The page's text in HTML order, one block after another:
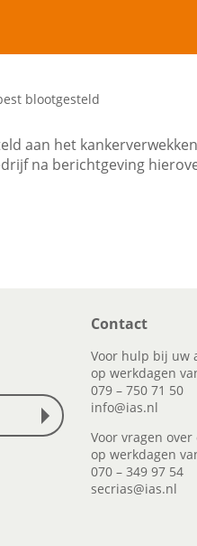
blootgesteld
aan het
na berichtgeving
Contact
Voor hulp bij uw
op werkdagen
079 – 750 71 50
info@ias.nl
Voor vragen
op werkdagen
070 – 349 97 54
secrias@ias.nl